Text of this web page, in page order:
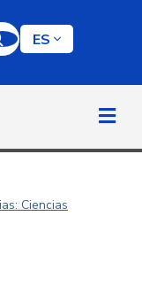
clave
ES
Ciencias